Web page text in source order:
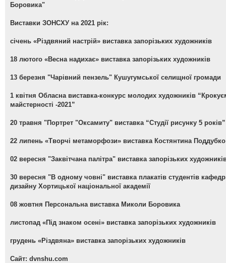
Боровика"
Виставки ЗОНСХУ на 2021 рік:
січень «Різдвяний настрій» виставка запорізьких художників
18 лютого «Весна надихає» виставка запорізьких художників
13 березня "Чарівний пензель" Кушугумської селищної громади
1 квітня Обласна виставка-конкурс молодих художників
майстерності -2021”
20 травня "Портрет "Оксамиту" виставка “Студії рисунку 5 років”
22 липень «Творчі метаморфози» виставка Костянтина Поддубко
02 вересня "Заквітчана палітра" виставка запорізьких
30 вересня "В одному човні" виставка плакатів студентів
дизайну Хортицької національної академії
08 жовтня Персональна виставка Миколи Боровика
листопад «Під знаком осені» виставка запорізьких художників
грудень «Різдвяна» виставка запорізьких художників
Сайт: dvnshu.com